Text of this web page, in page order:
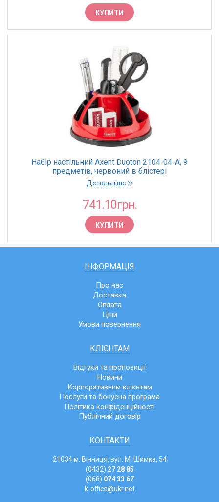
КУПИТИ
Набір настільний Axent Duoton 2104-04-A, 9
предметів, червоний в блістері
Детальніше
741.10грн.
КУПИТИ
ІНФОРМАЦІЯ
Про нас
Доставка
Оплата
Ціни
Умови повернення
КЛІЄНТАМ
Відгуки та пропозиції
Новини
Корпоративним клієнтам
Послуги та бонусна програма
Політика конфіденційності
Публічний договір
КОНТАКТИ
21034 м. Вінниця, вул. М. Шимка, 54
(0432) 27 28 85
(068) 074 33 67
k-office@ukr.net